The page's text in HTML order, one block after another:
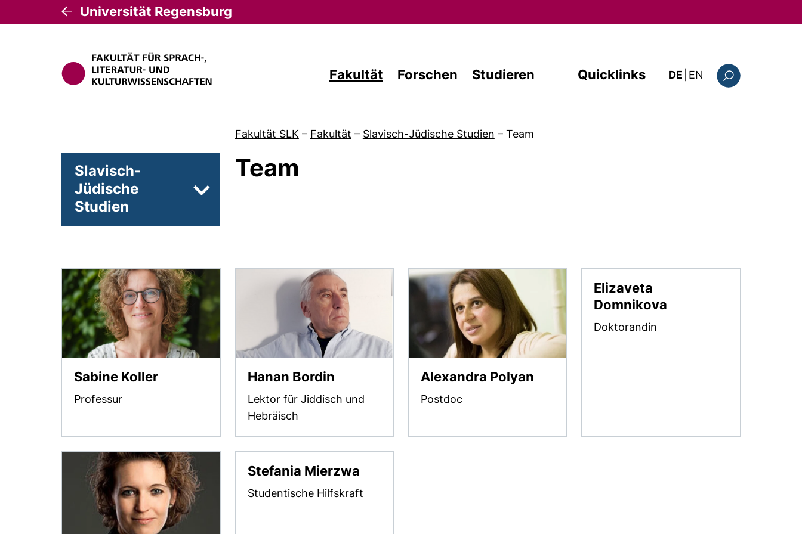
Universität Regensburg
Fakultät Forschen Studieren Quicklinks DE EN : the current page
Fakultät SLK – Fakultät – Slavisch-Jüdische Studien – Team
Slavisch-
Jüdische
Studien
Unterseiten von Prof. Dr. Sabine Koller
Team
Sabine Koller
Professur
Hanan Bordin
Lektor für Jiddisch und
Hebräisch
Alexandra Polyan
Postdoc
Elizaveta
Domnikova
Doktorandin
Stefania Mierzwa
Studentische Hilfskraft